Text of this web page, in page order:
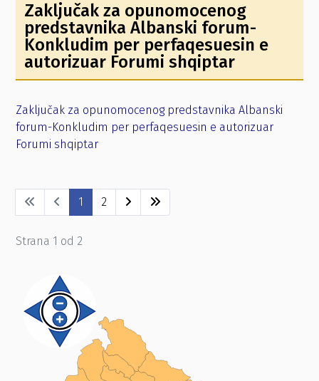
Zaključak za opunomocenog
predstavnika Albanski forum-
Konkludim per perfaqesuesin e
autorizuar Forumi shqiptar
Zaključak za opunomocenog predstavnika Albanski
forum-Konkludim per perfaqesuesin e autorizuar
Forumi shqiptar
1 2
Strana 1 od 2